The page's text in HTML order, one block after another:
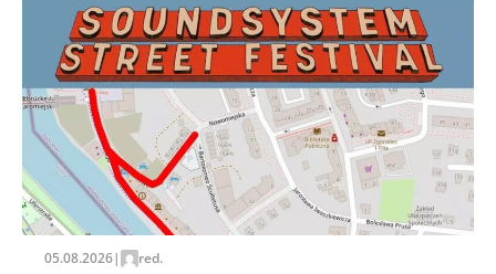
Zapamiętaj moje dane w tej przeglądarce podczas
pisania kolejnych komentarzy.
05.08.2026| red.